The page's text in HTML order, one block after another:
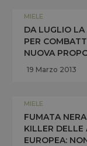
MIELE
DA LUGLIO LA
PER
NUOVA
ALLA SALUTE
19 Marzo 2013
MIELE
FUMATA
KILLER DELLE
EUROPEA: